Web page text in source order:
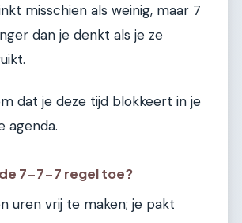
misschien als weinig, maar 7
dan je denkt als je ze
dat je deze tijd blokkeert in je
agenda.
de 7-7-7 regel toe?
uren vrij te maken; je pakt